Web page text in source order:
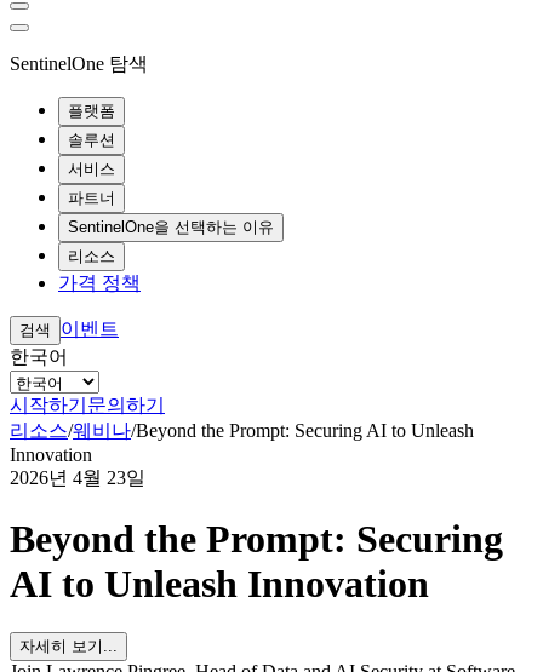
SentinelOne 탐색
플랫폼
솔루션
서비스
파트너
SentinelOne을 선택하는 이유
리소스
가격 정책
검색
이벤트
한국어
시작하기 문의하기
리소스/웨비나/Beyond the Prompt: Securing AI to Unleash
Innovation
2026년 4월 23일
Beyond the Prompt: Securing
AI to Unleash Innovation
자세히 보기...